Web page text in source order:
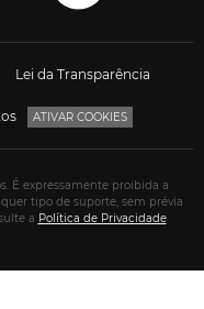
Lei da Transparência
ATIVAR COOKIES
É expressamente proibida a
tipo de suporte, sem prévia
a Política de Privacidade